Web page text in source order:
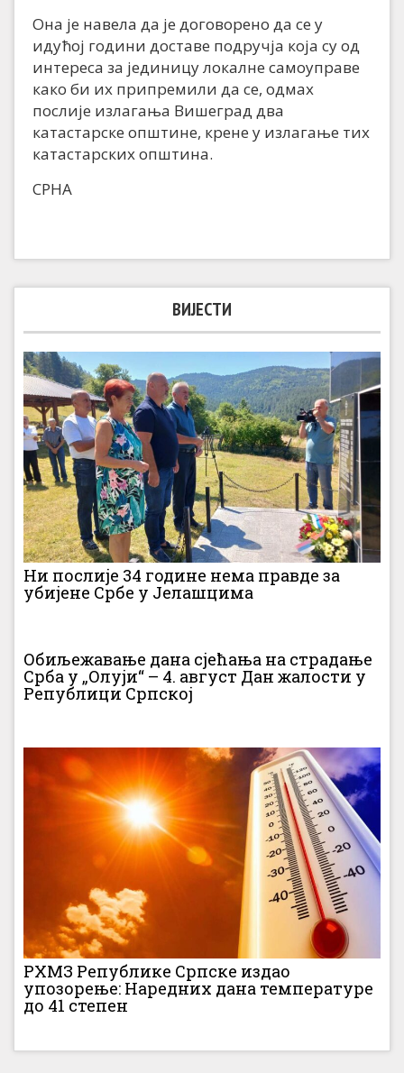
Она је навела да је договорено да се у
идућој години доставе подручја која су од
интереса за јединицу локалне самоуправе
како би их припремили да се, одмах
послије излагања Вишеград два
катастарске општине, крене у излагање тих
катастарских општина.
СРНА
ВИЈЕСТИ
Ни послије 34 године нема правде за
убијене Србе у Јелашцима
Обиљежавање дана сјећања на страдање
Срба у „Олуји“ – 4. август Дан жалости у
Републици Српској
РХМЗ Републике Српске издао
упозорење: Наредних дана температуре
до 41 степен